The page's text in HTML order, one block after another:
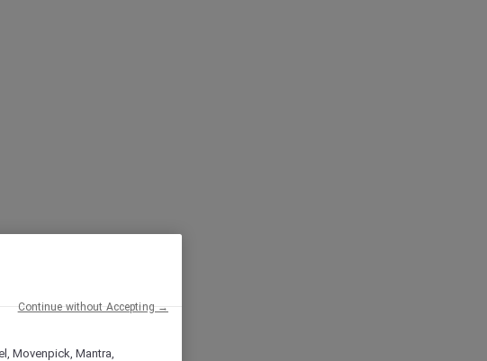
Movenpick, Mantra,
Continue without Accepting →